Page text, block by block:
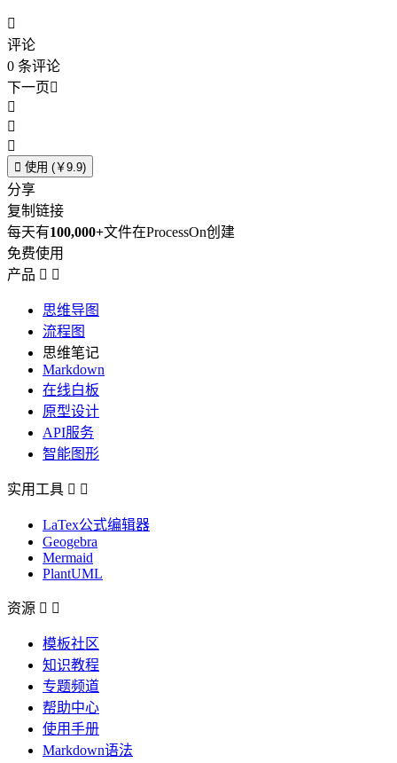

评论
0 条评论
下一页



 使用 (￥9.9)
分享
复制链接
每天有100,000+文件在ProcessOn创建
免费使用
产品  
思维导图
流程图
思维笔记
Markdown
在线白板
原型设计
API服务
智能图形
实用工具  
LaTex公式编辑器
Geogebra
Mermaid
PlantUML
资源  
模板社区
知识教程
专题频道
帮助中心
使用手册
Markdown语法